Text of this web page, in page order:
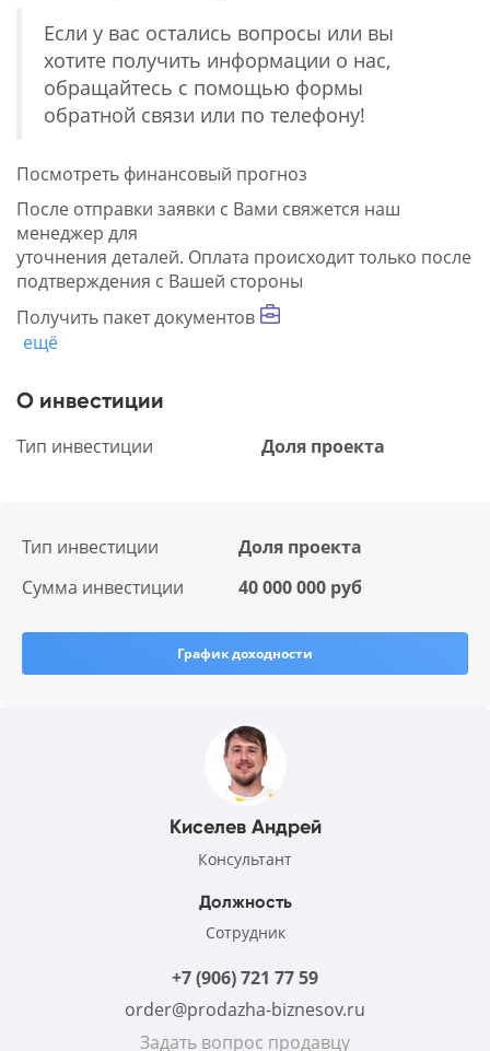
Если у вас остались вопросы или вы
хотите получить информации о нас,
обращайтесь с помощью формы
обратной связи или по телефону!
Посмотреть финансовый прогноз
После отправки заявки с Вами свяжется наш
менеджер для
уточнения деталей. Оплата происходит только после
подтверждения с Вашей стороны
Получить пакет документов
ещё
О инвестиции
Тип инвестиции Доля проекта
Тип инвестиции
Доля проекта
Сумма инвестиции
40 000 000 руб
График доходности
Киселев Андрей
Консультант
Должность
Сотрудник
+7 (906) 721 77 59
order@prodazha-biznesov.ru
Задать вопрос продавцу